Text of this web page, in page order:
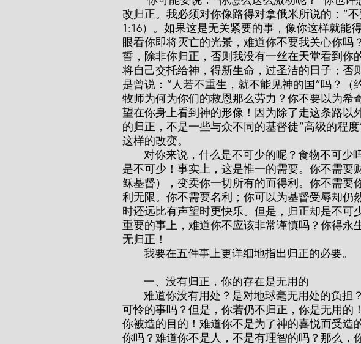
改归正。我必须对你像路得对拿俄米所说的：“
1:16）。如果这是无关紧要的事，像你这样就能
眼看你即将灭亡的光景，难道你不要我关心你吗
誓，除非你归正，否则我没有一丝在天堂看到你
将自己交托给神，得新生命，过圣洁的日子；否
是曾说：“人若不重生，就不能见神的国”吗？（
牧师为何为你们的救恩那么劳力？你不要以为希
望在你身上看到神的形像！因为除了走这条路以
的归正，不是一些与众不同的基督徒“高级的程
这样的改变。
是不可少！事实上，这是惟一的需要。你不需要
稣基督），变卖你一切所有的而得利。你不需要
利无限。你不需要名利；你可以为基督受辱却仍
时还远比有声望时更快乐。但是，归正却是不可
重要的事上，难道你不应该非常谨慎吗？你得永
无归正！
       我要在五件事上更详细地指出归正的必要。
       一、没有归正，你的存在是无用的
可怜的事吗？但是，你若仍不归正，你是无用的
你被造的目的！难道你不是为了神的喜悦而受造
你吗？难道你不是人，不是有理智的吗？那么，